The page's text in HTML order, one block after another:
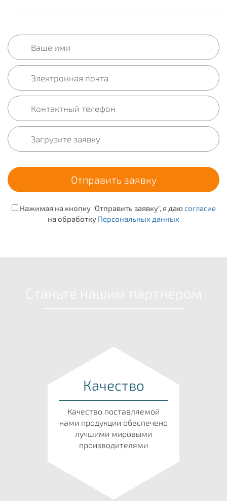
Нажимая на кнопку "Отправить заявку", я даю согласие
на обработку Персональных данных
Качество
Качество поставляемой
нами продукции обеспечено
лучшими мировыми
производителями